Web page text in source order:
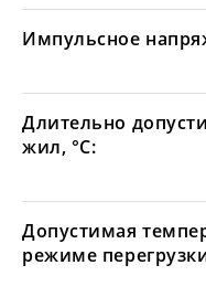
Импульсное
Длительно
жил, °С:
Допустимая
режиме